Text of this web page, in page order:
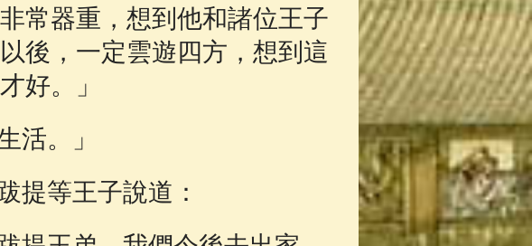
常器重，想到他和諸位王子
後，一定雲遊四方，想到這
好。」
。」
等王子說道：